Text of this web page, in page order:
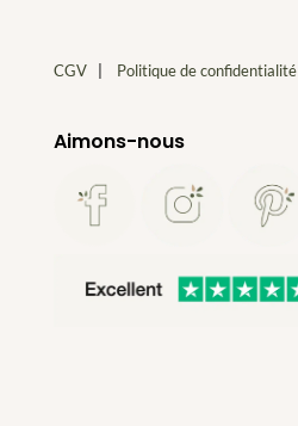
CGV| Politique de confidentialité
Aimons-nous